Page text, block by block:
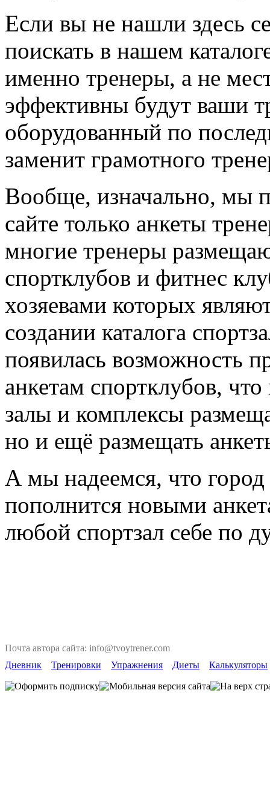
Если вы не нашли здесь
поискать в нашем
именно тренеры, а не
эффективны будут ваши
оборудованный по
заменит грамотного
Вообще, изначально, мы
сайте только анкеты
многие тренеры
спортклубов и фитнес
хозяевами которых
создании каталога
появилась возможность
анкетам спортклубов,
залы и комплексы
но и ещё размещать
А мы надеемся, что
пополнится новыми
любой спортзал себе по
Почта автора сайта: info@tvoytrener.com
Дневник
Тренировки Упражнения Диеты Калькуляторы